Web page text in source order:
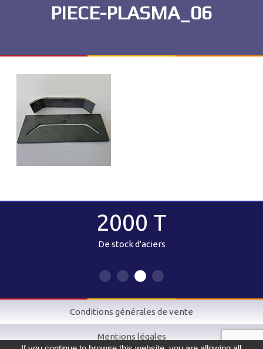
PIECE-PLASMA_06
2000 T
De stock d'aciers
Conditions générales de vente
Mentions légales